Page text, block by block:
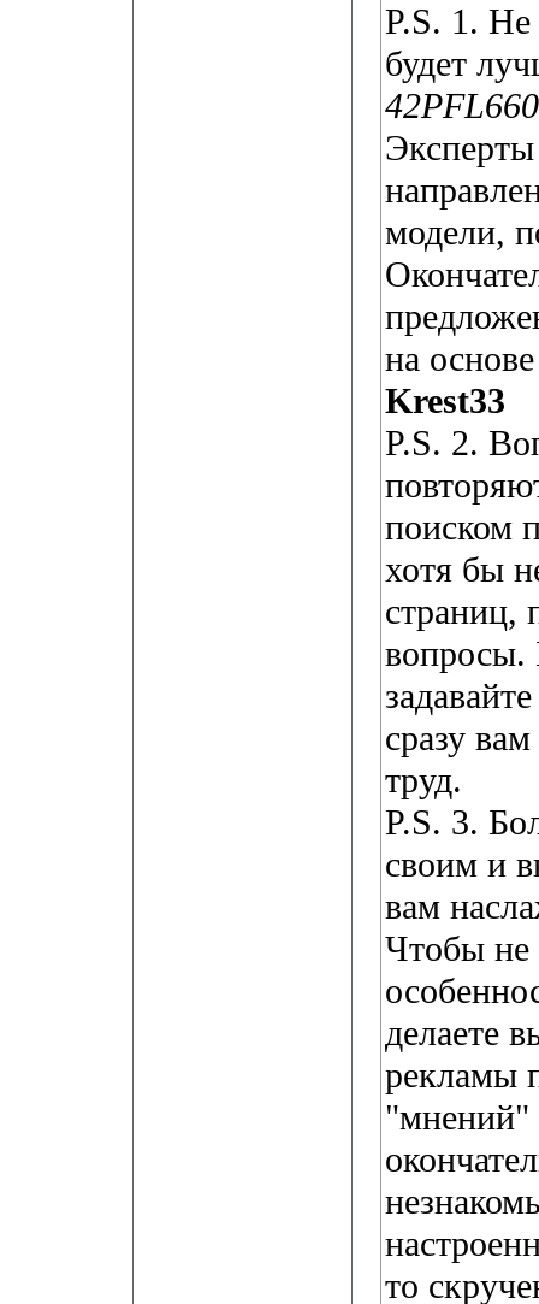
P.S. 1. Не
будет
модели,
на
Krest33
P.S. 2.
поиском
хотя бы
страниц,
вопросы.
сразу
труд.
P.S. 3.
своим и
вам
Чтобы не
делаете
рекламы
"мнений"
то